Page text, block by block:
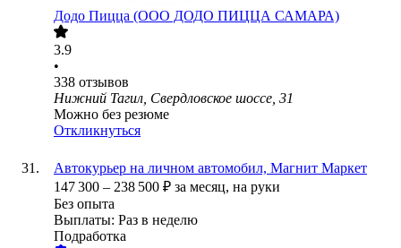
Додо Пицца (ООО ДОДО ПИЦЦА САМАРА)
3.9
•
338 отзывов
Нижний Тагил, Свердловское шоссе, 31
Можно без резюме
Откликнуться
Автокурьер на личном автомобил, Магнит Маркет
147 300 – 238 500 ₽ за месяц, на руки
Без опыта
Выплаты: Раз в неделю
Подработка